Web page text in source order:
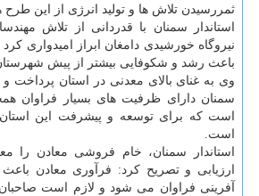
ثمررسیدن تلاش ها و تولید انرژی از این طرح
استاندار سمنان با قدردانی از تلاش
نیروگاه خورشیدی دامغان ابراز امیدواری
باعث رشد و شكوفایی بیشتر از پیش
وی به غنای بالای معدنی در استان پرداخت
سمنان دارای ظرفیت های بسیار فراوان
است كه برای توسعه و پیشرفت این
است.
استاندار سمنان، خام فروشی معادن را
ارزیابی و تصریح كرد: فرآوری معادن
آفرینی فراوان می شود و لازم است